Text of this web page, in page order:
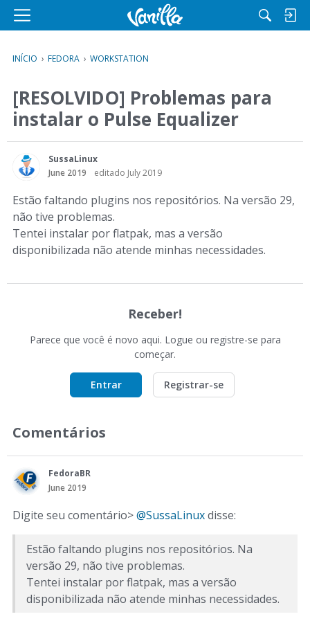
M
n
u
INÍCIO › FEDORA › WORKSTATION
[RESOLVIDO] Problemas para
instalar o Pulse Equalizer
SussaLinux
June 2019
editado July 2019
Estão faltando plugins nos repositórios. Na versão 29,
não tive problemas.
Tentei instalar por flatpak, mas a versão
disponibilizada não atende minhas necessidades.
Receber!
Parece que você é novo aqui. Logue ou registre-se para
começar.
Entrar Registrar-se
Comentários
FedoraBR
June 2019
Digite seu comentário>@SussaLinuxdisse:
Estão faltando plugins nos repositórios. Na
versão 29, não tive problemas.
Tentei instalar por flatpak, mas a versão
disponibilizada não atende minhas necessidades.